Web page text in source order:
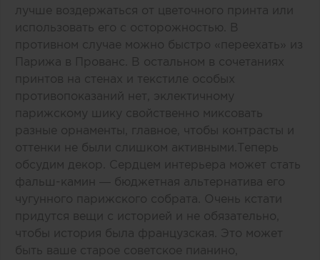
лучше воздержаться от цветочного принта или
использовать его с осторожностью. В
противном случае можно быстро «переехать» из
Парижа в Прованс. В остальном в сочетаниях
принтов на стенах и текстиле особых
противопоказаний нет, эклектичному
парижскому шику свойственно миксовать
разные орнаменты, главное, чтобы контрасты и
оттенки не были слишком активными.Теперь
обсудим декор. Сердцем интерьера может стать
фальш-камин — бюджетная альтернатива его
чугунного парижского собрата. Очень кстати
придутся вещи с историей и не обязательно,
чтобы история была французская. Это может
быть ваше старое советское пианино,